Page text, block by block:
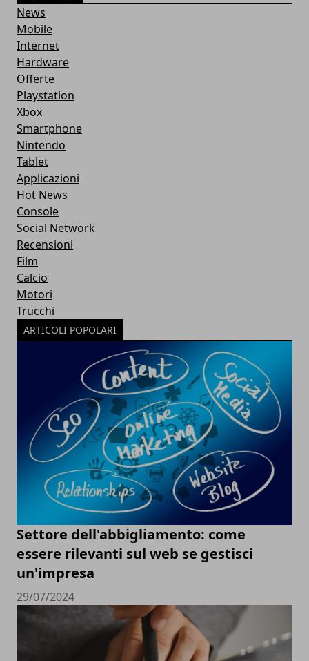
News
Mobile
Internet
Hardware
Offerte
Playstation
Xbox
Smartphone
Nintendo
Tablet
Applicazioni
Hot News
Console
Social Network
Recensioni
Film
Calcio
Motori
Trucchi
ARTICOLI POPOLARI
Settore dell'abbigliamento: come
essere rilevanti sul web se gestisci
un'impresa
29/07/2024